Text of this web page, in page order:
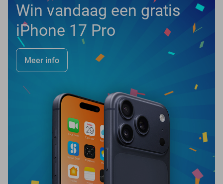
Win vandaag een gratis
iPhone 17 Pro
Meer info